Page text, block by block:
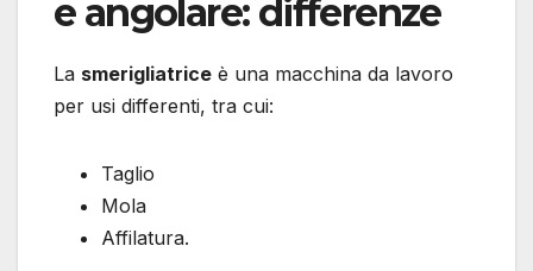
e angolare: differenze
La smerigliatrice è una macchina da lavoro
per usi differenti, tra cui:
Taglio
Mola
Affilatura.